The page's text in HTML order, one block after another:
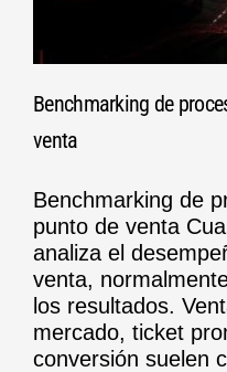
Benchmarking de
venta
Benchmarking de
punto de venta
analiza el
venta,
los resultados.
mercado, ticket
conversión suelen